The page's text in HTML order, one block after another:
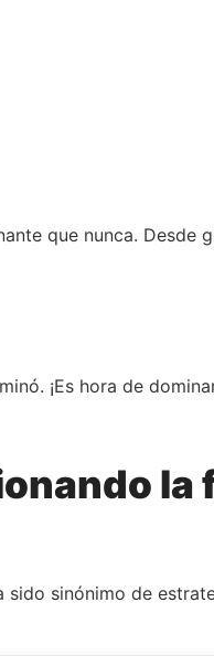
que nunca. Desde
¡Es hora de
la
sido sinónimo de